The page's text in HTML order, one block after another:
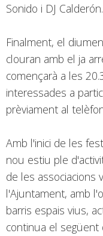
Sonido i DJ Calderón.
Finalment, el
clouran amb el ja
començarà a les
interessades a
prèviament al
Amb l'inici de les
nou estiu ple
de les associacions
l'Ajuntament, amb
barris espais vius,
continua el